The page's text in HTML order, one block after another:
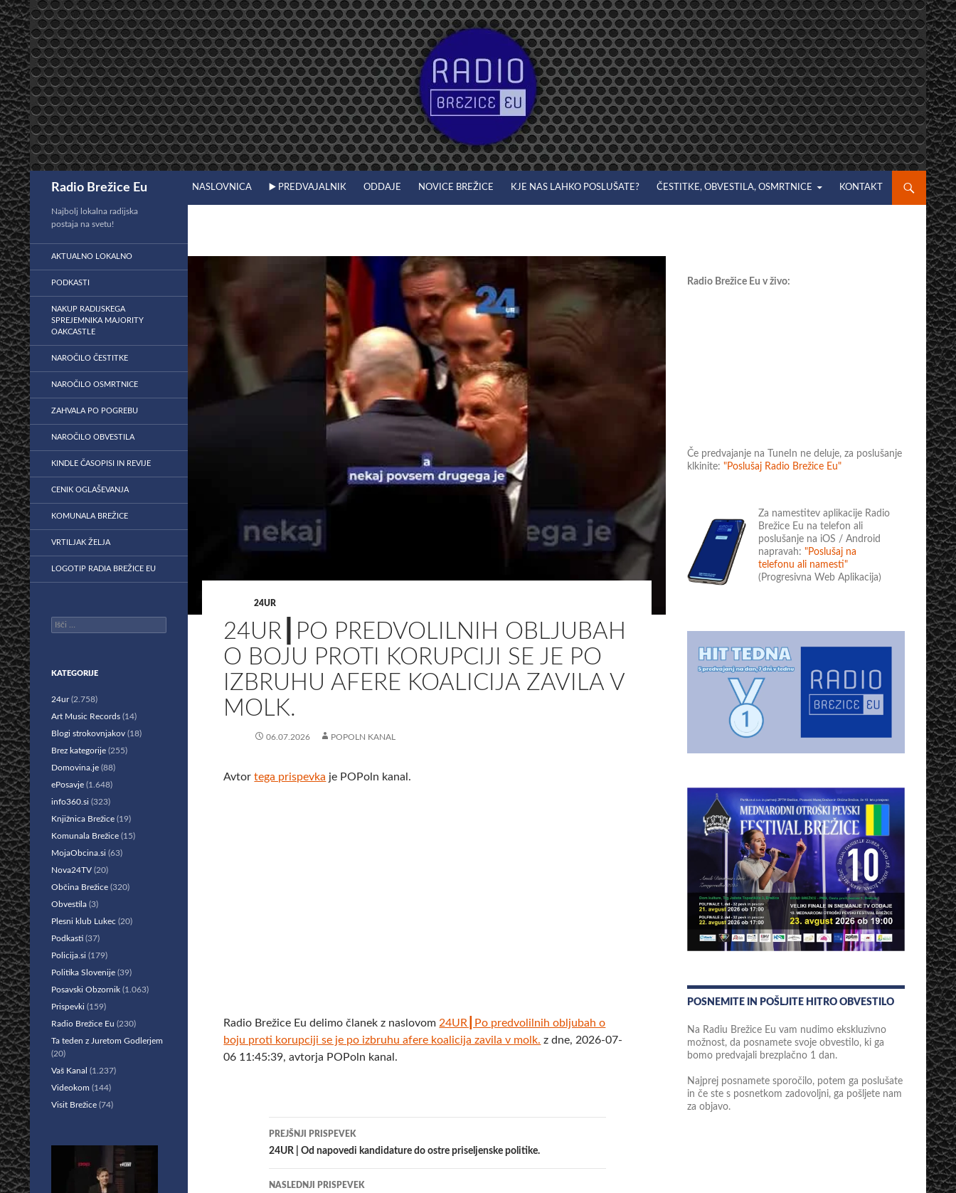
Preskoči
na
vsebino
Radio Brežice Eu NASLOVNICA ▶️ PREDVAJALNIK ODDAJE NOVICE BREŽICE KJE NAS LAHKO POSLUŠATE? ČESTITKE, OBVESTILA, OSMRTNICE KONTAKT
24UR
24UR┃PO PREDVOLILNIH OBLJUBAH
O BOJU PROTI KORUPCIJI SE JE PO
IZBRUHU AFERE KOALICIJA ZAVILA V
MOLK.
06.07.2026 POPOLN KANAL
Avtortega prispevka je POPoln kanal.
Radio Brežice Eu delimo članek z naslovom 24UR┃Po predvolilnih obljubah o
boju proti korupciji se je po izbruhu afere koalicija zavila v molk. z dne, 2026-07-
06 11:45:39, avtorja POPoln kanal.
Krmarjenje
po
prispevkih
PREJŠNJI PRISPEVEK
24UR | Od napovedi kandidature do ostre priseljenske politike.
NASLEDNJI PRISPEVEK
Radio Brežice Eu v živo:
Če predvajanje na TuneIn ne deluje, za poslušanje
klkinite: "Poslušaj Radio Brežice Eu"
Za namestitev aplikacije Radio
Brežice Eu na telefon ali
poslušanje na iOS / Android
napravah: "Poslušaj na
telefonu ali namesti"
(Progresivna Web Aplikacija)
POSNEMITE IN POŠLJITE HITRO OBVESTILO
Na Radiu Brežice Eu vam nudimo ekskluzivno
možnost, da posnamete svoje obvestilo, ki ga
bomo predvajali brezplačno 1 dan.
Najprej posnamete sporočilo, potem ga poslušate
in če ste s posnetkom zadovoljni, ga pošljete nam
za objavo.
Najbolj lokalna radijska
postaja na svetu!
AKTUALNO LOKALNO
PODKASTI
NAKUP RADIJSKEGA
SPREJEMNIKA MAJORITY
OAKCASTLE
NAROČILO ČESTITKE
NAROČILO OSMRTNICE
ZAHVALA PO POGREBU
NAROČILO OBVESTILA
KINDLE ČASOPISI IN REVIJE
CENIK OGLAŠEVANJA
KOMUNALA BREŽICE
VRTILJAK ŽELJA
LOGOTIP RADIA BREŽICE EU
Išči:
KATEGORIJE
24ur(2.758)
Art Music Records (14)
Blogi strokovnjakov (18)
Brez kategorije (255)
Domovina.je (88)
ePosavje (1.648)
info360.si (323)
Knjižnica Brežice (19)
Komunala Brežice (15)
MojaObcina.si (63)
Nova24TV (20)
Občina Brežice (320)
Obvestila (3)
Plesni klub Lukec (20)
Podkasti (37)
Policija.si (179)
Politika Slovenije (39)
Posavski Obzornik (1.063)
Prispevki (159)
Radio Brežice Eu (230)
Ta teden z Juretom Godlerjem
(20)
Vaš Kanal (1.237)
Videokom (144)
Visit Brežice (74)